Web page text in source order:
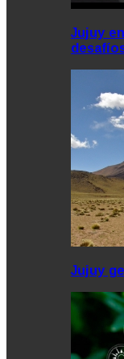
Jujuy
Jujuy